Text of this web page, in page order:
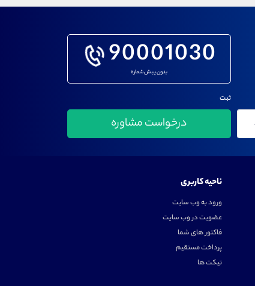
90001030
بدون پیش شماره
ثبت
ناحیه کاربری
ورود به وب سایت
عضویت در وب سایت
فاکتور های شما
پرداخت مستقیم
تیکت ها